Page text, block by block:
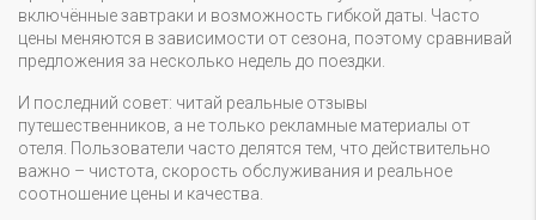
включённые завтраки и возможность гибкой даты. Часто
цены меняются в зависимости от сезона, поэтому сравнивай
предложения за несколько недель до поездки.
И последний совет: читай реальные отзывы
путешественников, а не только рекламные материалы от
отеля. Пользователи часто делятся тем, что действительно
важно – чистота, скорость обслуживания и реальное
соотношение цены и качества.